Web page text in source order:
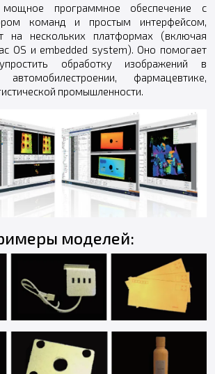
программное обеспечение с
команд и простым интерфейсом,
на нескольких платформах (включая
OS и embedded system). Оно помогает
обработку изображений в
автомобилестроении, фармацевтике,
промышленности.
моделей: